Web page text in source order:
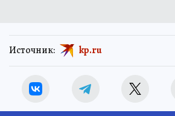
Источник: kp.ru